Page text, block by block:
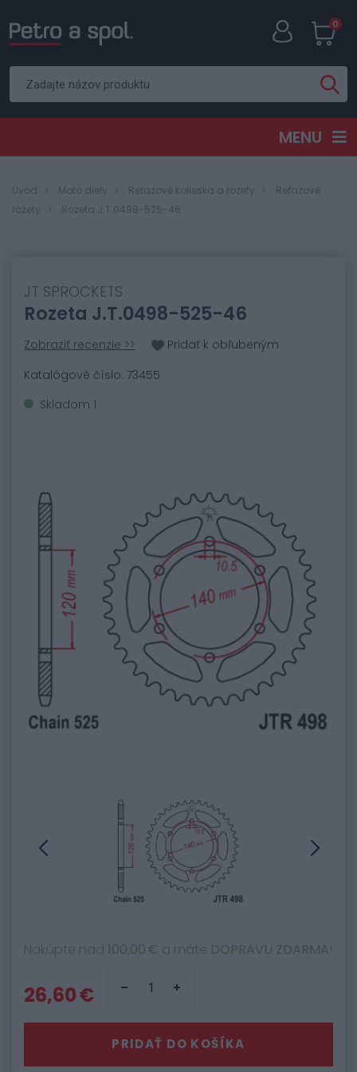
0
MENU
Úvod Moto diely Reťazové kolieska a rozety
Reťazové
rozety
Rozeta J.T.0498-525-46
JT SPROCKETS
Rozeta J.T.0498-525-46
Zobraziť recenzie >>
Pridať k obľubeným
Katalógové číslo: 73455
Skladom 1
Nakúpte nad 100,00 € a máte DOPRAVU ZDARMA!
26,60 €
PRIDAŤ DO KOŠÍKA